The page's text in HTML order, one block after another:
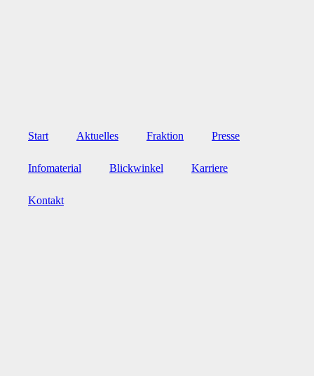
Start Aktuelles Fraktion Presse
Infomaterial Blickwinkel Karriere
Kontakt